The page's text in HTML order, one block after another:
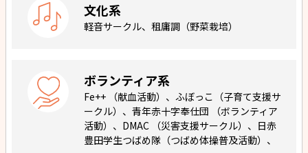
文化系
軽音サークル、租庸調（野菜栽培）
ボランティア系
Fe++ （献血活動）、ふぼっこ（子育て支援サ
ークル）、青年赤十字奉仕団 （ボランティア
活動）、DMAC （災害支援サークル）、日赤
豊田学生つばめ隊（つばめ体操普及活動）、